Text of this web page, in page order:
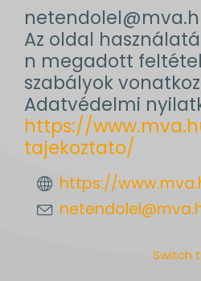
Az oldal
n megadott
szabályok
Adatvédelmi
https://
tajekoztato/
https://
Switch